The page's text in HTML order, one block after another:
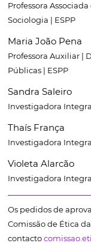
Professora
Sociologia | ESPP
Maria João Pena
Professora Auxiliar |
Públicas | ESPP
Sandra Saleiro
Investigadora
Thaís França
Investigadora
Violeta Alarcão
Investigadora
Os pedidos de
Comissão de Ética
contacto